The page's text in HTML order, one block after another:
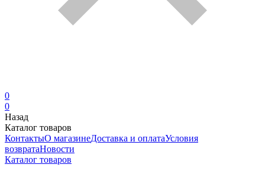
0
0
Назад
Каталог товаров
КонтактыО магазинеДоставка и оплатаУсловия
возвратаНовости
Каталог товаров